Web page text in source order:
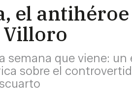
el
Villoro
que viene:
sobre el